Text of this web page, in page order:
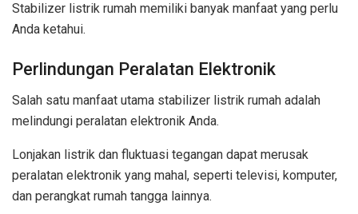
Stabilizer listrik rumah memiliki banyak manfaat yang perlu
Anda ketahui.
Perlindungan Peralatan Elektronik
Salah satu manfaat utama stabilizer listrik rumah adalah
melindungi peralatan elektronik Anda.
Lonjakan listrik dan fluktuasi tegangan dapat merusak
peralatan elektronik yang mahal, seperti televisi, komputer,
dan perangkat rumah tangga lainnya.